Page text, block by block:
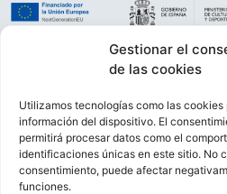
Gestionar el
de las cookies
Utilizamos tecnologías como las
información del dispositivo. El
permitirá procesar datos como el
identificaciones únicas en este sitio. No
consentimiento, puede afectar
funciones.
VIDEOCONFERENCIAS
© FEDERACIÓN
DESARROLLADO